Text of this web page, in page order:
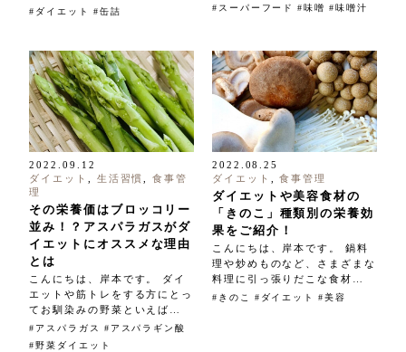
ダイエット 缶詰 スーパーフード 味噌 味噌汁
2022.09.12
ダイエット , 生活習慣,食事管
理
その栄養価はブロッコリー
並み！？アスパラガスがダ
イエットにオススメな理由
とは
こんにちは、岸本です。 ダイ
エットや筋トレをする方にとっ
てお馴染みの野菜といえば…
アスパラガス
アスパラギン酸
野菜ダイエット
2022.08.25
ダイエット ,食事管理
ダイエットや美容食材の
「きのこ」種類別の栄養効
果をご紹介！
こんにちは、岸本です。 鍋料
理や炒めものなど、さまざまな
料理に引っ張りだこな食材…
きのこ ダイエット 美容